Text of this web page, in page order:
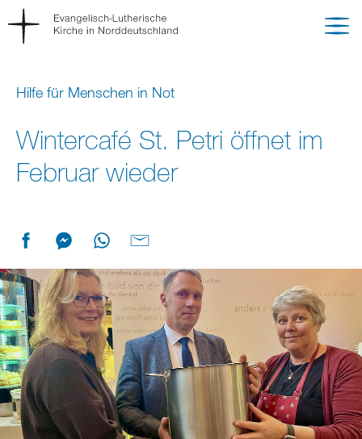
Hilfe für Menschen in Not
Wintercafé St. Petri öffnet im
Februar wieder